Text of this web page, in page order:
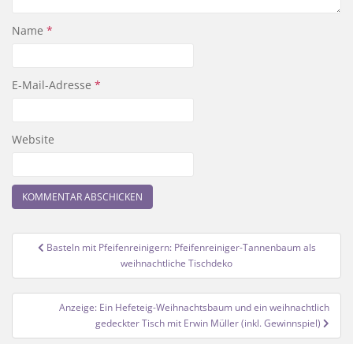
Name *
E-Mail-Adresse *
Website
Beitragsnavigation
Basteln mit Pfeifenreinigern: Pfeifenreiniger-Tannenbaum als
weihnachtliche Tischdeko
Anzeige: Ein Hefeteig-Weihnachtsbaum und ein weihnachtlich
gedeckter Tisch mit Erwin Müller (inkl. Gewinnspiel)